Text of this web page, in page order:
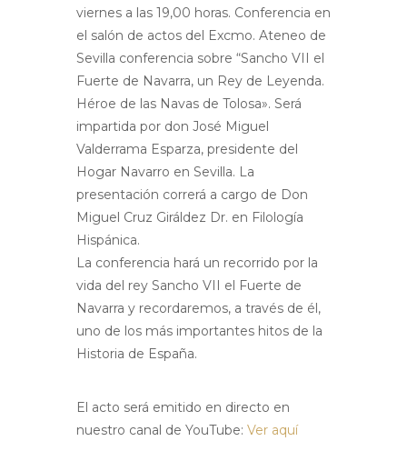
viernes a las 19,00 horas. Conferencia en
el salón de actos del Excmo. Ateneo de
Sevilla conferencia sobre “Sancho VII el
Fuerte de Navarra, un Rey de Leyenda.
Héroe de las Navas de Tolosa». Será
impartida por don José Miguel
Valderrama Esparza, presidente del
Hogar Navarro en Sevilla. La
presentación correrá a cargo de Don
Miguel Cruz Giráldez Dr. en Filología
Hispánica.
La conferencia hará un recorrido por la
vida del rey Sancho VII el Fuerte de
Navarra y recordaremos, a través de él,
uno de los más importantes hitos de la
Historia de España.
El acto será emitido en directo en
nuestro canal de YouTube: Ver aquí